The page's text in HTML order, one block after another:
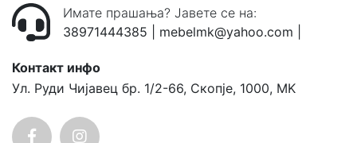
Имате прашања? Јавете се на:
38971444385
mebelmk@yahoo.com
Контакт инфо
Ул. Руди Чијавец бр. 1/2-66, Скопје, 1000, MK